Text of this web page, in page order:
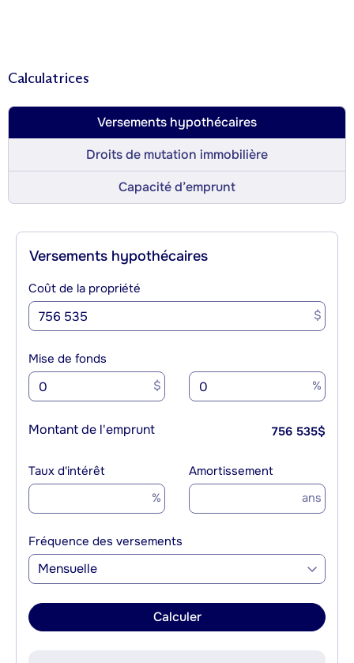
Calculatrices
Versements hypothécaires
Droits de mutation immobilière
Capacité d’emprunt
Versements hypothécaires
Coût de la propriété
$
Mise de fonds
$ %
Montant de l'emprunt 756 535$
Taux d'intérêt
%
Amortissement
ans
Fréquence des versements
Mensuelle
Calculer